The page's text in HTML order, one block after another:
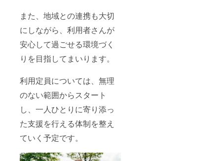
また、地域との連携も大切
にしながら、利用者さんが
安心して過ごせる環境づく
りを目指してまいります。
利用定員については、無理
のない範囲からスタート
し、一人ひとりに寄り添っ
た支援を行える体制を整え
ていく予定です。